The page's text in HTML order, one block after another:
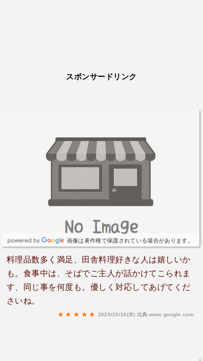
スポンサードリンク
画像は著作権で保護されている場合があります。
料理品数多く満足、田舎料理好きな人は嬉しいか
も。食事中は、そばでご主人が話かけてこられま
す、同じ事を何度も。優しく対応してあげてくだ
さいね。
2025/10/16(木) 出典:www.google.com